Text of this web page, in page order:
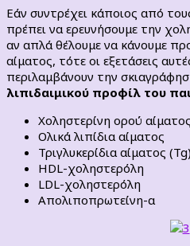
Εάν συντρέχει κάποιος από
πρέπει να ερευνήσουμε την
αν απλά θέλουμε να κάνουμε
αίματος, τότε οι εξετάσεις
περιλαμβάνουν την
λιπιδαιμικού προφίλ του
Χοληστερίνη ορού
Ολικά λιπίδια αίματος
Τριγλυκερίδια αίματος (Tg)
HDL-χοληστερόλη
LDL-χοληστερόλη
Απολιποπρωτείνη-α